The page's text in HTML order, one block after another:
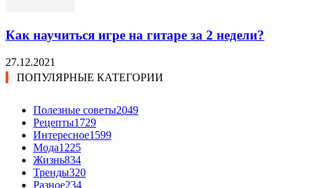
Как научиться игре на гитаре за 2 недели?
27.12.2021
ПОПУЛЯРНЫЕ КАТЕГОРИИ
Полезные советы2049
Рецепты1729
Интересное1599
Мода1225
Жизнь834
Тренды320
Разное234